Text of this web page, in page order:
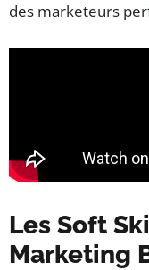
des marketeurs
Les Soft
Marketing